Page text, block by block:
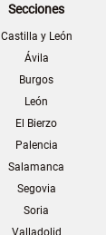
Secciones
Castilla y León
Ávila
Burgos
León
El Bierzo
Palencia
Salamanca
Segovia
Soria
Valladolid